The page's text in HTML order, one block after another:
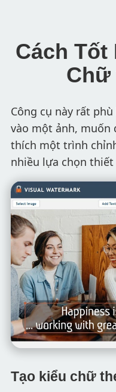
Cách Tốt
Chữ
Công cụ này rất
vào một ảnh, muốn
thích một trình
nhiều lựa chọn thiết
Tạo kiểu chữ